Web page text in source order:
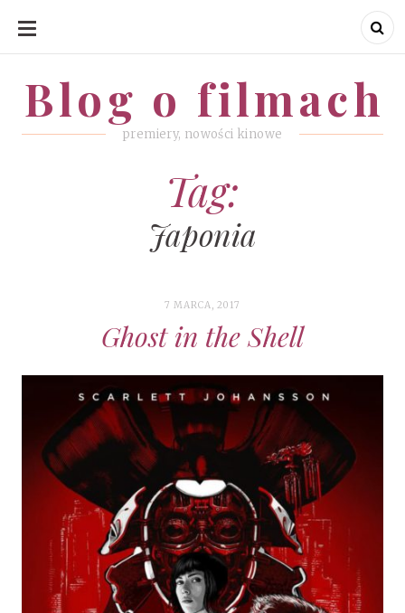
SKIP
CONTENT
Blog o filmach
premiery, nowości kinowe
Blog o filmach
Tag:
Japonia
7 MARCA, 2017
Ghost in the Shell